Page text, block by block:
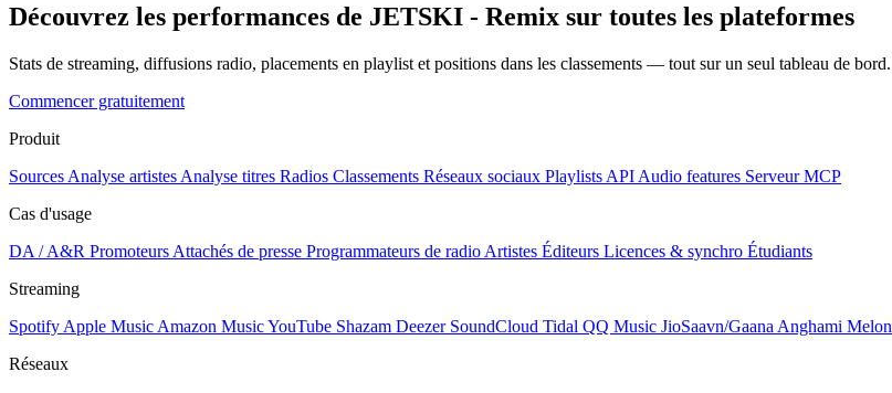
Découvrez les performances de JETSKI - Remix sur toutes les plateformes
Stats de streaming, diffusions radio, placements en playlist et positions dans les classements — tout sur un seul tableau de bord.
Commencer gratuitement
Produit
Sources Analyse artistes Analyse titres Radios Classements Réseaux sociaux Playlists API Audio features Serveur MCP
Cas d'usage
DA / A&R Promoteurs Attachés de presse Programmateurs de radio Artistes Éditeurs Licences & synchro Étudiants
Streaming
Spotify Apple Music Amazon MusicYouTube Shazam Deezer SoundCloud Tidal QQ Music JioSaavn/Gaana Anghami Melon
Réseaux